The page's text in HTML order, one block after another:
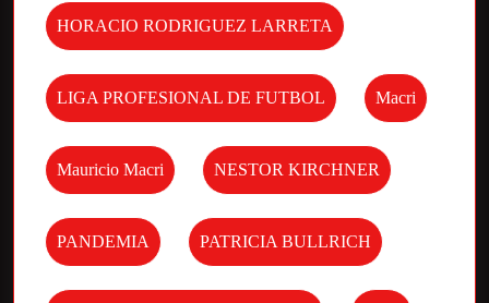
HORACIO RODRIGUEZ LARRETA
LIGA PROFESIONAL DE FUTBOL Macri
Mauricio Macri NESTOR KIRCHNER
PANDEMIA PATRICIA BULLRICH